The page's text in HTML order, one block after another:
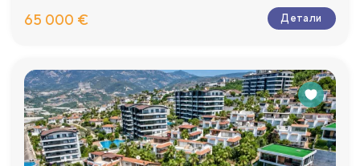
65 000 € Детали